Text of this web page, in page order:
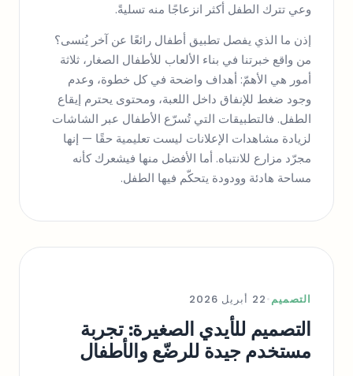
وعي تترك الطفل أكثر انزعاجًا منه تسليةً.
إذن ما الذي يفصل تطبيق أطفال رائعًا عن آخر يُنسى؟
من واقع خبرتنا في بناء الألعاب للأطفال الصغار، ثلاثة
أمور هي الأهمّ: أهداف واضحة في كل خطوة، وعدم
وجود ضغط للإنفاق داخل اللعبة، ومحتوى يحترم إيقاع
الطفل. فالتطبيقات التي تُسرّع الأطفال عبر الشاشات
لزيادة مشاهدات الإعلانات ليست تعليمية حقًا — إنها
مجرّد مزارع للانتباه. أما الأفضل منها فيشعرك كأنه
مساحة هادئة وودودة يتحكّم فيها الطفل.
التصميم•22 أبريل 2026
التصميم للأيدي الصغيرة: تجربة
مستخدم جيدة للرضّع والأطفال